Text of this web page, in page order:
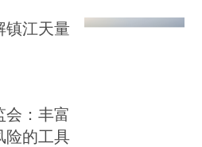
镇江天量
会：丰富
险的工具